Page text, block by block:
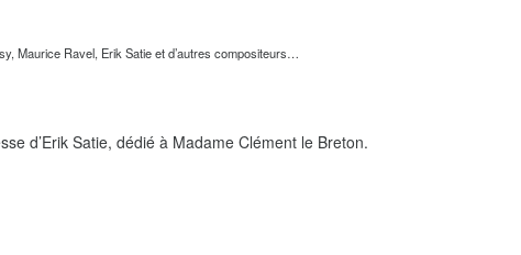
Maurice Ravel, Erik Satie et d’autres compositeurs…
d’Erik Satie, dédié à Madame Clément le Breton.